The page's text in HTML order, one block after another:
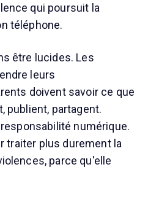
qui poursuit la
téléphone.
être lucides. Les
leurs
doivent savoir ce que
publient, partagent.
numérique.
traiter plus durement la
parce qu'elle